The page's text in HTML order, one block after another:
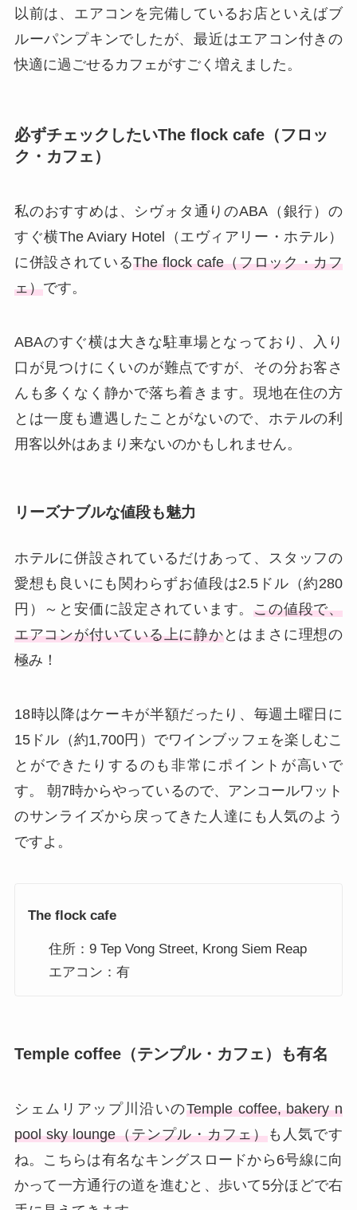
以前は、エアコンを完備しているお店といえばブ
ルーパンプキンでしたが、最近はエアコン付きの
快適に過ごせるカフェがすごく増えました。
必ずチェックしたいThe flock cafe（フロッ
ク・カフェ）
私のおすすめは、シヴォタ通りのABA（銀行）の
すぐ横The Aviary Hotel（エヴィアリー・ホテル）
に併設されているThe flock cafe（フロック・カフ
ェ）です。
ABAのすぐ横は大きな駐車場となっており、入り
口が見つけにくいのが難点ですが、その分お客さ
んも多くなく静かで落ち着きます。現地在住の方
とは一度も遭遇したことがないので、ホテルの利
用客以外はあまり来ないのかもしれません。
リーズナブルな値段も魅力
ホテルに併設されているだけあって、スタッフの
愛想も良いにも関わらずお値段は2.5ドル（約280
円）～と安価に設定されています。この値段で、
エアコンが付いている上に静かとはまさに理想の
極み！
18時以降はケーキが半額だったり、毎週土曜日に
15ドル（約1,700円）でワインブッフェを楽しむこ
とができたりするのも非常にポイントが高いで
す。 朝7時からやっているので、アンコールワット
のサンライズから戻ってきた人達にも人気のよう
ですよ。
The flock cafe
住所：9 Tep Vong Street, Krong Siem Reap
エアコン：有
Temple coffee（テンプル・カフェ）も有名
シェムリアップ川沿いのTemple coffee, bakery n
pool sky lounge（テンプル・カフェ）も人気です
ね。こちらは有名なキングスロードから6号線に向
かって一方通行の道を進むと、歩いて5分ほどで右